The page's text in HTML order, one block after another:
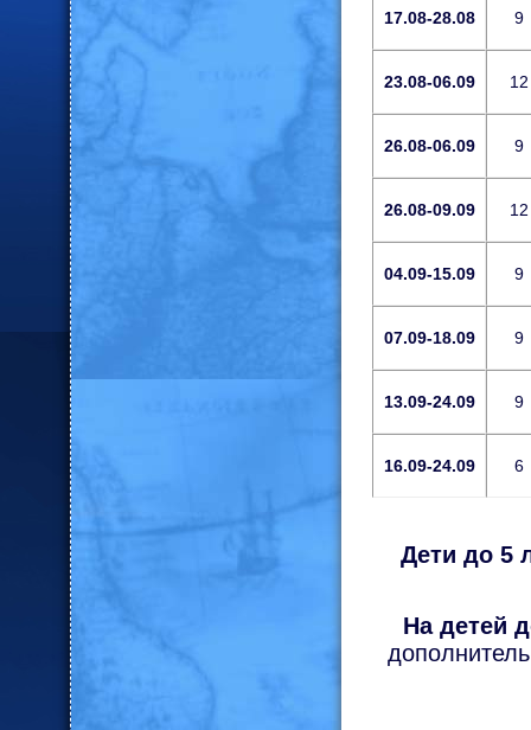
17.08-28.08 9
23.08-06.09 12
26.08-06.09 9
26.08-09.09 12
04.09-15.09 9
07.09-18.09 9
13.09-24.09 9
16.09-24.09 6
Дети до 5
На детей